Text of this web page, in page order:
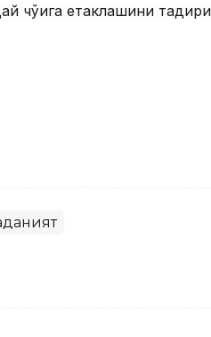
чўққига етаклашини